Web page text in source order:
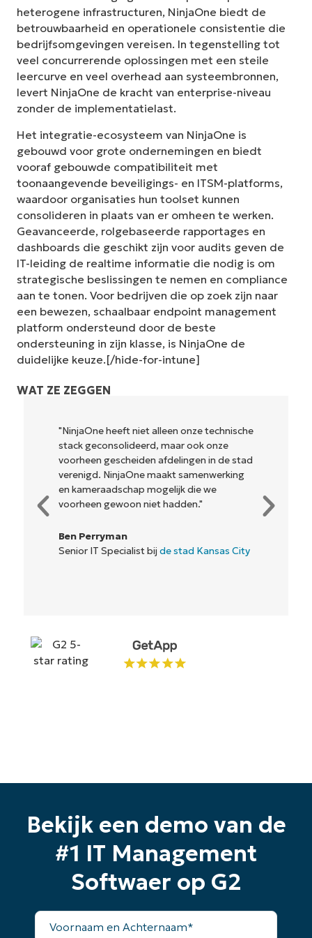
heterogene infrastructuren, NinjaOne biedt de
betrouwbaarheid en operationele consistentie die
bedrijfsomgevingen vereisen. In tegenstelling tot
veel concurrerende oplossingen met een steile
leercurve en veel overhead aan systeembronnen,
levert NinjaOne de kracht van enterprise-niveau
zonder de implementatielast.
Het integratie-ecosysteem van NinjaOne is
gebouwd voor grote ondernemingen en biedt
vooraf gebouwde compatibiliteit met
toonaangevende beveiligings- en ITSM-platforms,
waardoor organisaties hun toolset kunnen
consolideren in plaats van er omheen te werken.
Geavanceerde, rolgebaseerde rapportages en
dashboards die geschikt zijn voor audits geven de
IT-leiding de realtime informatie die nodig is om
strategische beslissingen te nemen en compliance
aan te tonen. Voor bedrijven die op zoek zijn naar
een bewezen, schaalbaar endpoint management
platform ondersteund door de beste
ondersteuning in zijn klasse, is NinjaOne de
duidelijke keuze.[/hide-for-intune]
WAT ZE ZEGGEN
"NinjaOne heeft niet alleen onze technische
stack geconsolideerd, maar ook onze
voorheen gescheiden afdelingen in de stad
verenigd. NinjaOne maakt samenwerking
en kameraadschap mogelijk die we
voorheen gewoon niet hadden."
Ben Perryman
Senior IT Specialist bij de stad Kansas City
Bekijk een demo van de
#1 IT Management
Softwaer op G2
Voornaam